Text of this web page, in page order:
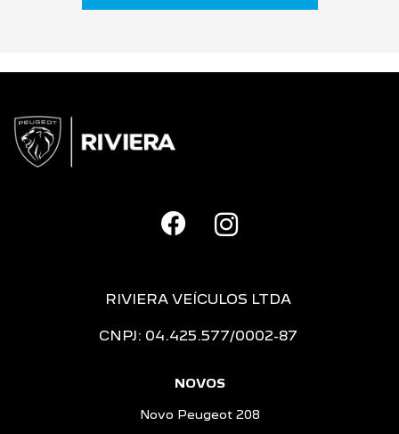
RIVIERA VEÍCULOS LTDA
CNPJ: 04.425.577/0002-87
NOVOS
Novo Peugeot 208